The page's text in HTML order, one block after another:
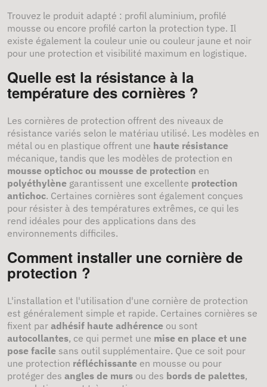
Trouvez le produit adapté : profil aluminium, profilé
mousse ou encore profilé carton la protection type. Il
existe également la couleur unie ou couleur jaune et noir
pour une protection et visibilité maximum en logistique.
Quelle est la résistance à la
température des cornières ?
Les cornières de protection offrent des niveaux de
résistance variés selon le matériau utilisé. Les modèles en
métal ou en plastique offrent une haute résistance
mécanique, tandis que les modèles de protection en
mousse optichoc ou mousse de protection en
polyéthylène garantissent une excellente protection
antichoc. Certaines cornières sont également conçues
pour résister à des températures extrêmes, ce qui les
rend idéales pour des applications dans des
environnements difficiles.
Comment installer une cornière de
protection ?
L'installation et l'utilisation d'une cornière de protection
est généralement simple et rapide. Certaines cornières se
fixent par adhésif haute adhérence ou sont
autocollantes, ce qui permet une mise en place et une
pose facile sans outil supplémentaire. Que ce soit pour
une protection réfléchissante en mousse ou pour
protéger des angles de murs ou des bords de palettes,